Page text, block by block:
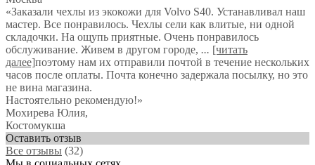
«Заказали чехлы из экокожи для Volvo S40. Устанавливал наш
мастер. Все понравилось. Чехлы сели как влитые, ни одной
складочки. На ощупь приятные. Очень понравилось
обслуживание. Живем в другом городе, ... [читать
далее]поэтому нам их отправили почтой в течение нескольких
часов после оплаты. Почта конечно задержала посылку, но это
не вина магазина.
Настоятельно рекомендую!»
Мохирева Юлия,
Костомукша
Оставить отзыв
Все отзывы (32)